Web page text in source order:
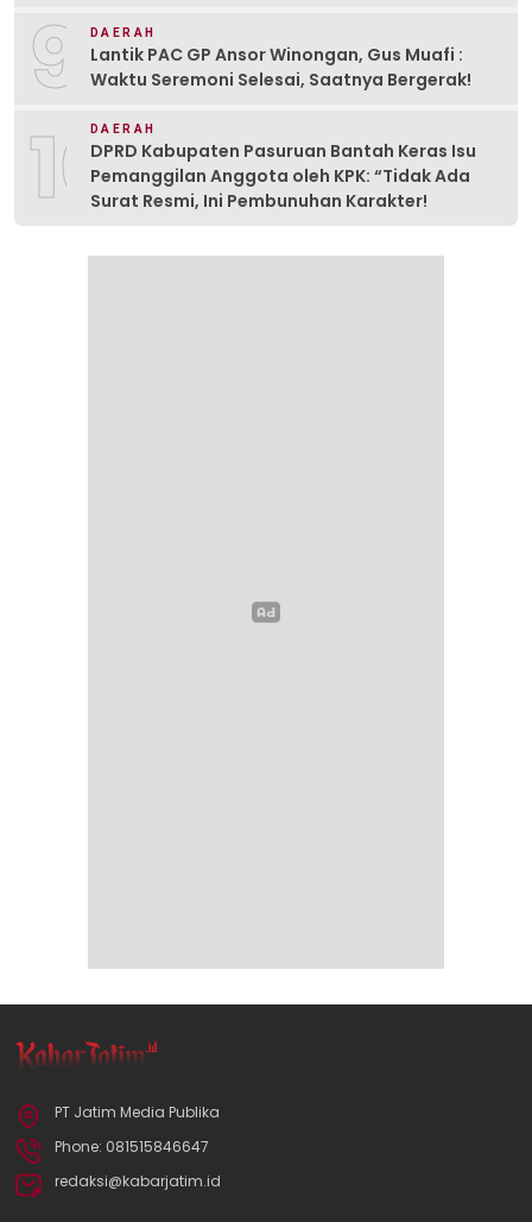
9
DAERAH
Lantik PAC GP Ansor Winongan, Gus Muafi :
Waktu Seremoni Selesai, Saatnya Bergerak!
10DAERAH
DPRD Kabupaten Pasuruan Bantah Keras Isu
Pemanggilan Anggota oleh KPK: “Tidak Ada
Surat Resmi, Ini Pembunuhan Karakter!
PT Jatim Media Publika
Phone: 081515846647
redaksi@kabarjatim.id